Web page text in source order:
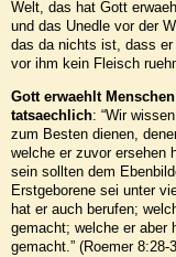
Welt, das hat Gott
und das Unedle vor der
das da nichts ist, dass
vor ihm kein Fleisch
Gott erwaehlt
tatsaechlich: “Wir
zum Besten dienen,
welche er zuvor ersehen
sein sollten dem
Erstgeborene sei unter
hat er auch berufen;
gemacht; welche er aber
gemacht.” (Roemer 8:28-